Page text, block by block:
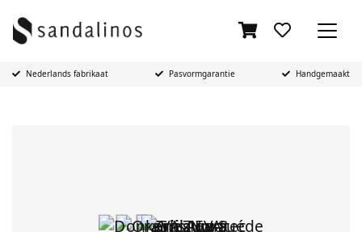
Nederlands fabrikaat Pasvormgarantie Handgemaakt